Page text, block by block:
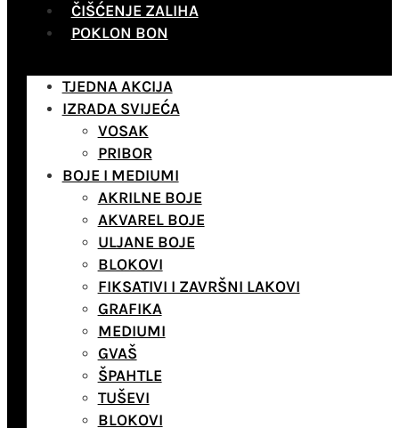
ČIŠĆENJE ZALIHA
POKLON BON
TJEDNA AKCIJA
IZRADA SVIJEĆA
VOSAK
PRIBOR
BOJE I MEDIUMI
AKRILNE BOJE
AKVAREL BOJE
ULJANE BOJE
BLOKOVI
FIKSATIVI I ZAVRŠNI LAKOVI
GRAFIKA
MEDIUMI
GVAŠ
ŠPAHTLE
TUŠEVI
BLOKOVI